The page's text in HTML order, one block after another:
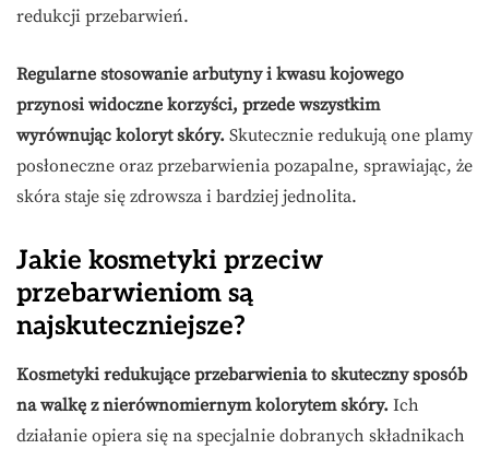
redukcji przebarwień.
Regularne stosowanie arbutyny i kwasu kojowego
przynosi widoczne korzyści, przede wszystkim
wyrównując koloryt skóry. Skutecznie redukują one plamy
posłoneczne oraz przebarwienia pozapalne, sprawiając, że
skóra staje się zdrowsza i bardziej jednolita.
Jakie kosmetyki przeciw
przebarwieniom są
najskuteczniejsze?
Kosmetyki redukujące przebarwienia to skuteczny sposób
na walkę z nierównomiernym kolorytem skóry. Ich
działanie opiera się na specjalnie dobranych składnikach